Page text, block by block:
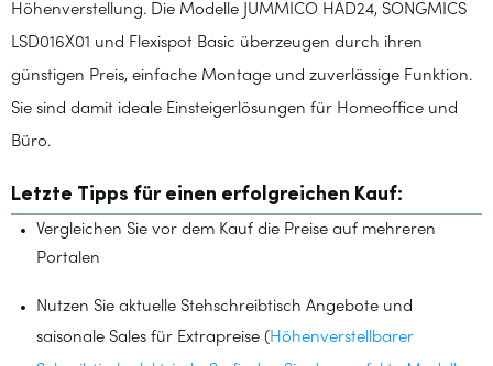
Höhenverstellung. Die Modelle JUMMICO HAD24, SONGMICS
LSD016X01 und Flexispot Basic überzeugen durch ihren
günstigen Preis, einfache Montage und zuverlässige Funktion.
Sie sind damit ideale Einsteigerlösungen für Homeoffice und
Büro.
Letzte Tipps für einen erfolgreichen Kauf:
Vergleichen Sie vor dem Kauf die Preise auf mehreren
Portalen
Nutzen Sie aktuelle Stehschreibtisch Angebote und
saisonale Sales für Extrapreise ( Höhenverstellbarer